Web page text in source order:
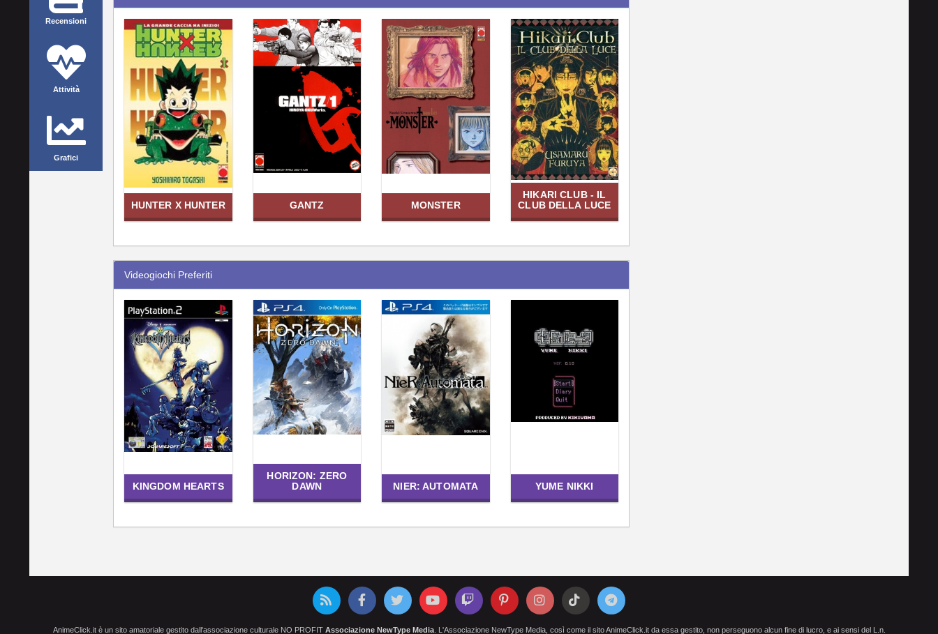
Recensioni
Attività
Grafici
HUNTER X HUNTER GANTZ MONSTER
HIKARI CLUB - IL
CLUB DELLA LUCE
Videogiochi Preferiti
KINGDOM HEARTS
HORIZON: ZERO
DAWN
NIER: AUTOMATA YUME NIKKI
AnimeClick.it è un sito amatoriale gestito dall'associazione culturale NO PROFIT Associazione NewType Media. L'Associazione NewType Media, così come il sito AnimeClick.it da essa gestito, non perseguono alcun fine di lucro, e ai sensi del L.n.